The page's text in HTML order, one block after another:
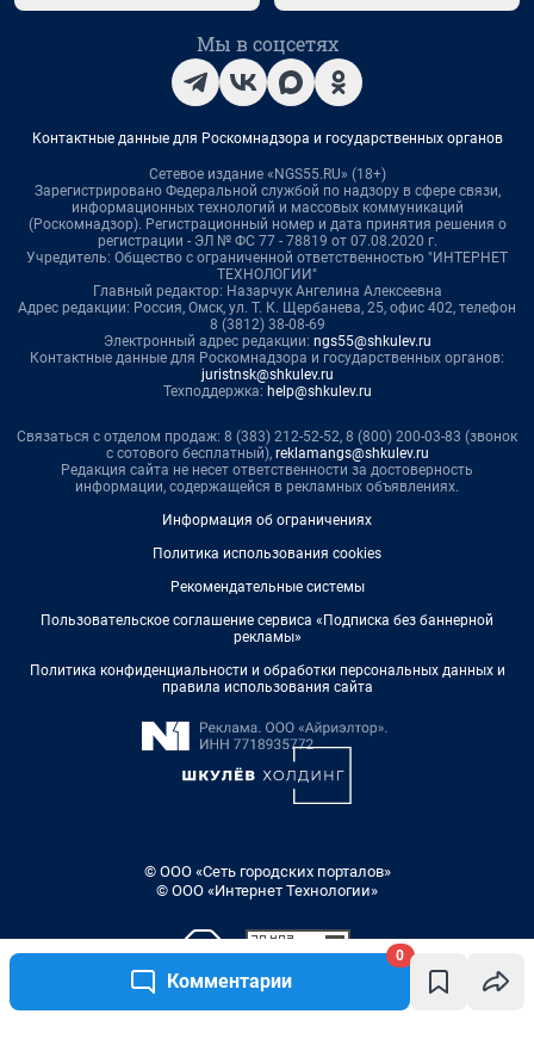
Комментарии
0
Мы в соцсетях
Контактные данные для Роскомнадзора и государственных органов
Сетевое издание «NGS55.RU» (18+)
Зарегистрировано Федеральной службой по надзору в сфере связи,
информационных технологий и массовых коммуникаций
(Роскомнадзор). Регистрационный номер и дата принятия решения о
регистрации - ЭЛ № ФС 77 - 78819 от 07.08.2020 г.
Учредитель: Общество с ограниченной ответственностью "ИНТЕРНЕТ
ТЕХНОЛОГИИ"
Главный редактор: Назарчук Ангелина Алексеевна
Адрес редакции: Россия, Омск, ул. Т. К. Щербанева, 25, офис 402, телефон
8 (3812) 38-08-69
Электронный адрес редакции: ngs55@shkulev.ru
Контактные данные для Роскомнадзора и государственных органов:
juristnsk@shkulev.ru
Техподдержка: help@shkulev.ru
Связаться с отделом продаж: 8 (383) 212-52-52, 8 (800) 200-03-83 (звонок
с сотового бесплатный), reklamangs@shkulev.ru
Редакция сайта не несет ответственности за достоверность
информации, содержащейся в рекламных объявлениях.
Информация об ограничениях
Политика использования cookies
Рекомендательные системы
Пользовательское соглашение сервиса «Подписка без баннерной
рекламы»
Политика конфиденциальности и обработки персональных данных и
правила использования сайта
© ООО «Сеть городских порталов»
© ООО «Интернет Технологии»